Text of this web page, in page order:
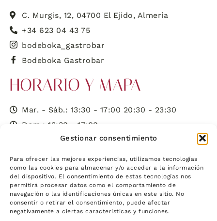
Gestionar consentimiento
Para ofrecer las mejores experiencias, utilizamos tecnologías
como las cookies para almacenar y/o acceder a la información
del dispositivo. El consentimiento de estas tecnologías nos
permitirá procesar datos como el comportamiento de
navegación o las identificaciones únicas en este sitio. No
consentir o retirar el consentimiento, puede afectar
negativamente a ciertas características y funciones.
C. Murgis, 12, 04700 El Ejido, Almería
+34 623 04 43 75
bodeboka_gastrobar
Bodeboka Gastrobar
HORARIO Y MAPA
Mar. - Sáb.: 13:30 - 17:00 20:30 - 23:30
Dom.: 13:30 - 17:00
¿Dónde estamos?